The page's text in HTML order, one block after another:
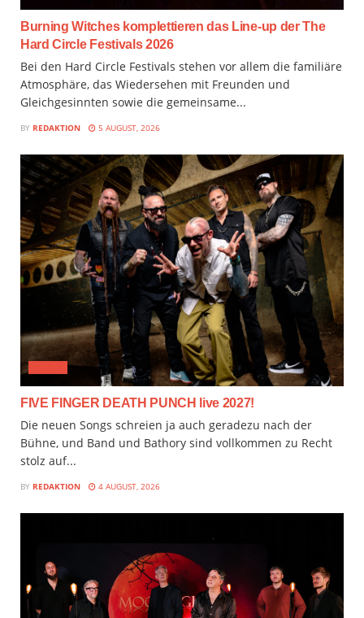
Burning Witches komplettieren das Line-up der The
Hard Circle Festivals 2026
Bei den Hard Circle Festivals stehen vor allem die familiäre
Atmosphäre, das Wiedersehen mit Freunden und
Gleichgesinnten sowie die gemeinsame...
BY REDAKTION 5 AUGUST, 2026
FIVE FINGER DEATH PUNCH live 2027!
Die neuen Songs schreien ja auch geradezu nach der
Bühne, und Band und Bathory sind vollkommen zu Recht
stolz auf...
BY REDAKTION 4 AUGUST, 2026